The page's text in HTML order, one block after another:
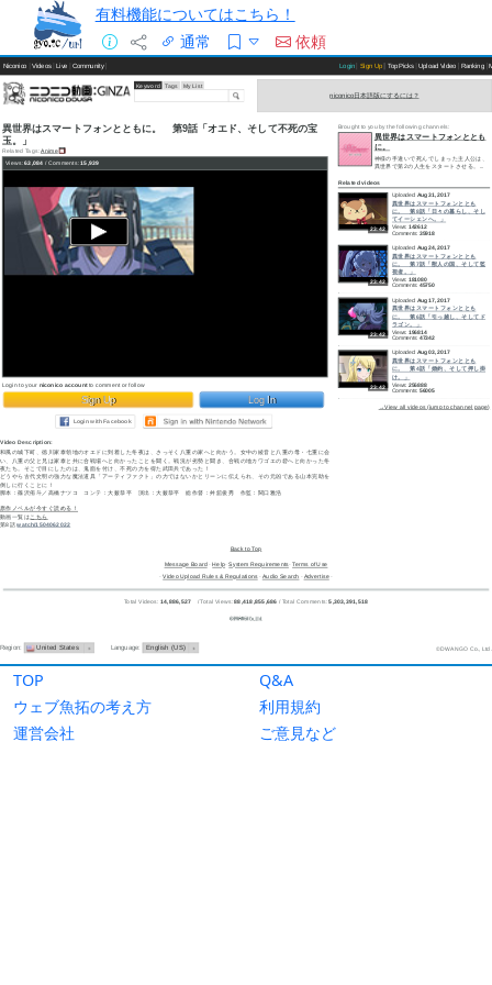
有料機能についてはこちら！
通常
依頼
TOP
Q&A
ウェブ魚拓の考え方
利用規約
運営会社
ご意見など